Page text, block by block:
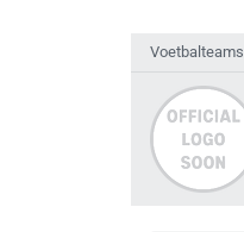
Voetbalteams